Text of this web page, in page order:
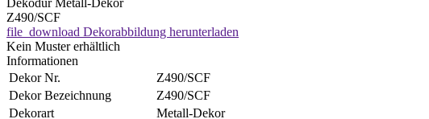
Z490/SCF
file_download Dekorabbildung herunterladen
Kein Muster erhältlich
Informationen
Dekor Nr.
Z490/SCF
Dekor Bezeichnung
Z490/SCF
Dekorart
Metall-Dekor